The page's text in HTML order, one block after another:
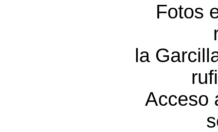
Fotos
la
Acceso